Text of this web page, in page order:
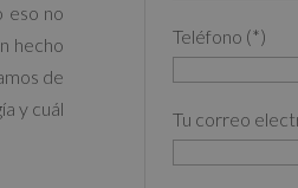
eso no
hecho
de
y cuál
Teléfono (*)
Tu correo